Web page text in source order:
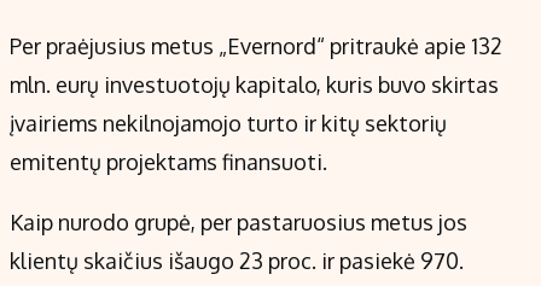
Per praėjusius metus „Evernord“ pritraukė apie 132
mln. eurų investuotojų kapitalo, kuris buvo skirtas
įvairiems nekilnojamojo turto ir kitų sektorių
emitentų projektams finansuoti.
Kaip nurodo grupė, per pastaruosius metus jos
klientų skaičius išaugo 23 proc. ir pasiekė 970.